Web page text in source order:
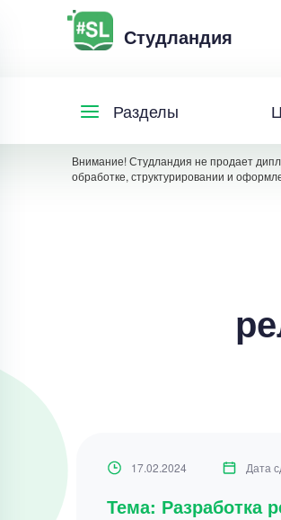
Студландия
Разделы
Внимание! Студландия не продает
обработке, структурировании и
17.02.2024 Дата
Тема: Разработка